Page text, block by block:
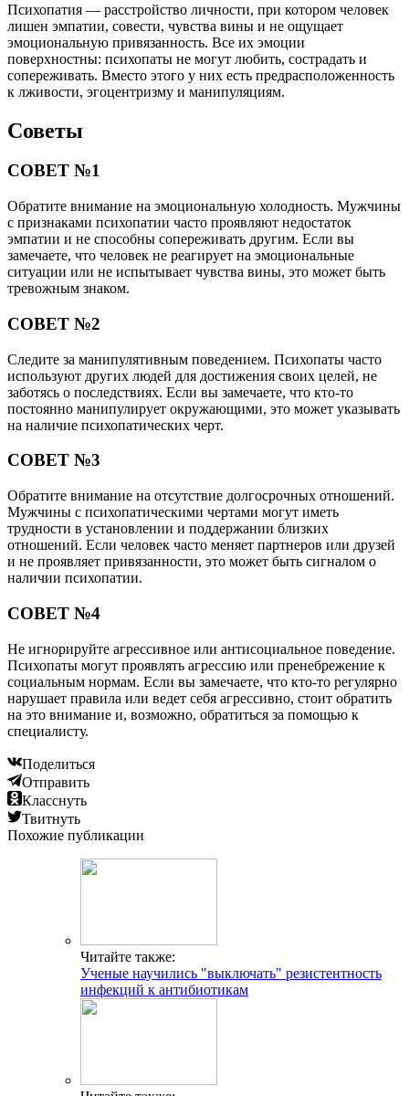
Психопатия — расстройство личности, при котором человек
лишен эмпатии, совести, чувства вины и не ощущает
эмоциональную привязанность. Все их эмоции
поверхностны: психопаты не могут любить, сострадать и
сопереживать. Вместо этого у них есть предрасположенность
к лживости, эгоцентризму и манипуляциям.
Советы
СОВЕТ №1
Обратите внимание на эмоциональную холодность. Мужчины
с признаками психопатии часто проявляют недостаток
эмпатии и не способны сопереживать другим. Если вы
замечаете, что человек не реагирует на эмоциональные
ситуации или не испытывает чувства вины, это может быть
тревожным знаком.
СОВЕТ №2
Следите за манипулятивным поведением. Психопаты часто
используют других людей для достижения своих целей, не
заботясь о последствиях. Если вы замечаете, что кто-то
постоянно манипулирует окружающими, это может указывать
на наличие психопатических черт.
СОВЕТ №3
Обратите внимание на отсутствие долгосрочных отношений.
Мужчины с психопатическими чертами могут иметь
трудности в установлении и поддержании близких
отношений. Если человек часто меняет партнеров или друзей
и не проявляет привязанности, это может быть сигналом о
наличии психопатии.
СОВЕТ №4
Не игнорируйте агрессивное или антисоциальное поведение.
Психопаты могут проявлять агрессию или пренебрежение к
социальным нормам. Если вы замечаете, что кто-то регулярно
нарушает правила или ведет себя агрессивно, стоит обратить
на это внимание и, возможно, обратиться за помощью к
специалисту.
Поделиться
Отправить
Класснуть
Твитнуть
Похожие публикации
Читайте также:
Ученые научились "выключать" резистентность
инфекций к антибиотикам